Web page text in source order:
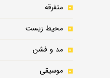
متفرقه
محیط زیست
مد و فشن
موسیقی